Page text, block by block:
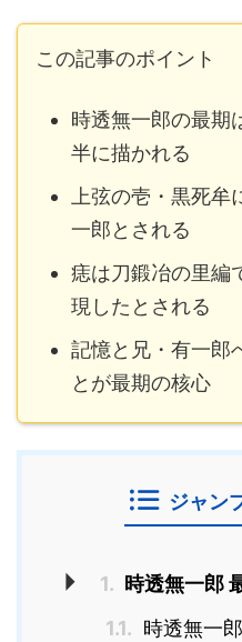
この記事のポイント
時透無一郎の最期
半に描かれる
上弦の壱・黒死
一郎とされる
痣は刀鍛冶の里編
現したとされる
記憶と兄・有一郎
とが最期の核心
ジャン
1.
時透無一郎
1.1. 時透無一